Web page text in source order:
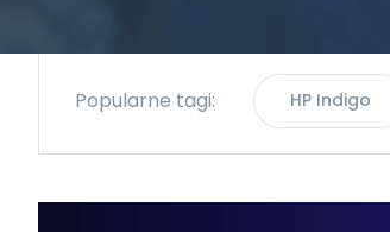
Popularne tagi: HP Indigo